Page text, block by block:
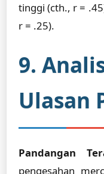
tinggi (cth., r =
r = .25).
9.
Ulasan
Pandangan
pengesahan